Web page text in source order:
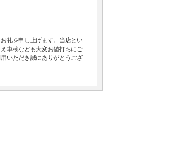
礼を申し上げます。当店とい
車検なども大変お値打ちにご
いただき誠にありがとうござ